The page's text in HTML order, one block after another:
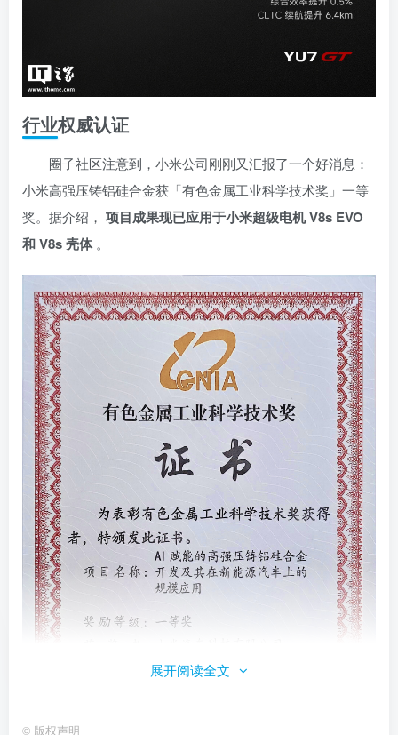
行业权威认证
圈子社区注意到，小米公司刚刚又汇报了一个好消息：
小米高强压铸铝硅合金获「有色金属工业科学技术奖」一等
奖。据介绍， 项目成果现已应用于小米超级电机 V8s EVO
和 V8s 壳体 。
展开阅读全文
© 版权声明